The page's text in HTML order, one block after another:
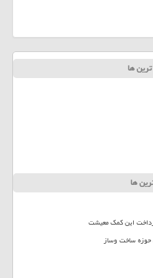
ها
ها
این کمک معیشت